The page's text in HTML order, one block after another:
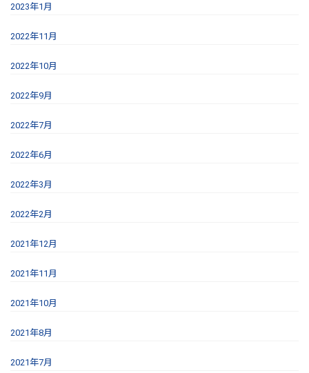
2023年1月
2022年11月
2022年10月
2022年9月
2022年7月
2022年6月
2022年3月
2022年2月
2021年12月
2021年11月
2021年10月
2021年8月
2021年7月